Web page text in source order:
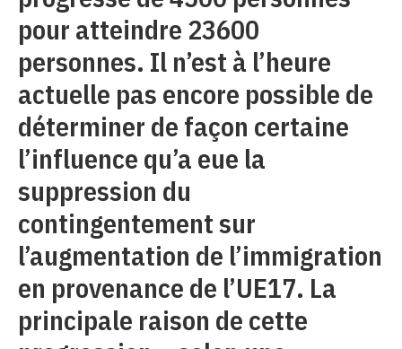
pour atteindre 23600
personnes. Il n’est à l’heure
actuelle pas encore possible de
déterminer de façon certaine
l’influence qu’a eue la
suppression du
contingentement sur
l’augmentation de l’immigration
en provenance de l’UE17. La
principale raison de cette